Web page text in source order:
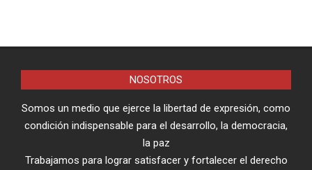
NOSOTROS
Somos un medio que ejerce la libertad de expresión, como
condición indispensable para el desarrollo, la democracia,
la paz
Trabajamos para lograr satisfacer y fortalecer el derecho